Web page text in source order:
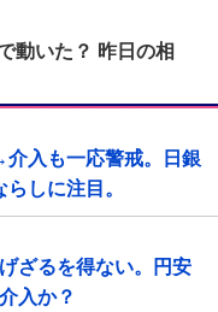
動いた？ 昨日の相
介入も一応警戒。日銀
しに注目。
ざるを得ない。円安
入か？